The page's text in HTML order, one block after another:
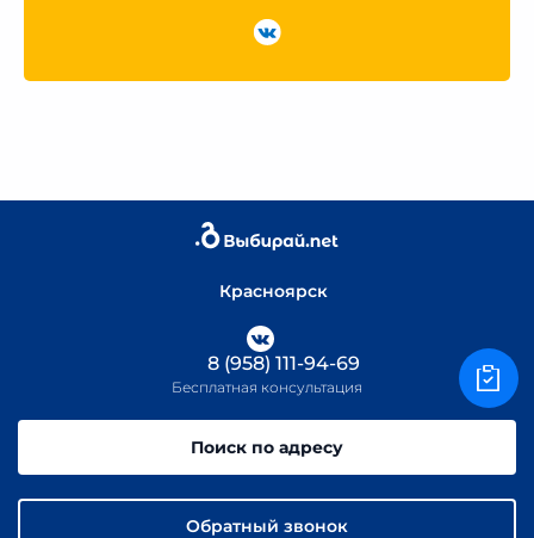
Красноярск
8 (958) 111-94-69
Бесплатная консультация
Поиск по адресу
Обратный звонок